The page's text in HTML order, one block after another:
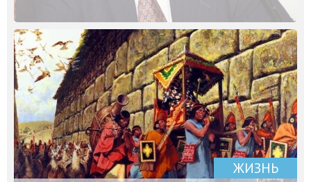
ЖИЗНЬ